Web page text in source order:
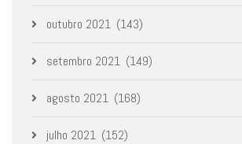
outubro 2021 (143)
setembro 2021 (149)
agosto 2021 (168)
julho 2021 (152)